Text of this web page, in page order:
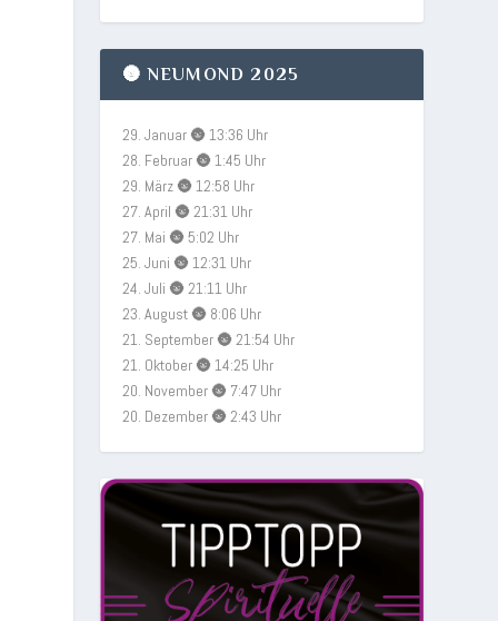
🌚 NEUMOND 2025
29. Januar 🌚 13:36 Uhr
28. Februar 🌚 1:45 Uhr
29. März 🌚 12:58 Uhr
27. April 🌚 21:31 Uhr
27. Mai 🌚 5:02 Uhr
25. Juni 🌚 12:31 Uhr
24. Juli 🌚 21:11 Uhr
23. August 🌚 8:06 Uhr
21. September 🌚 21:54 Uhr
21. Oktober 🌚 14:25 Uhr
20. November 🌚 7:47 Uhr
20. Dezember 🌚 2:43 Uhr